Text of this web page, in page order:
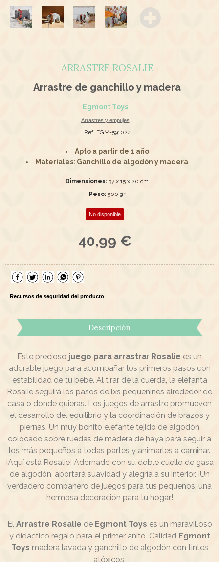
ARRASTRE ROSALIE
Arrastre de ganchillo y madera
Egmont Toys
Arrastres y empujes
Ref. EGM-591024
Apto a partir de 1 año
Materiales: Ganchillo de algodón y madera
Dimensiones: 37 x 15 x 20 cm
Peso: 500 gr
No disponible
40,99 €
Recursos de seguridad del producto
Descripción
Este precioso juego para arrastrar Rosalie es un
adorable juego para acompañar los primeros pasos con
estabilidad de tu bebé. Al tirar de la cuerda, la elefanta
Rosalie seguirá los pasos de lxs pequeñines alrededor de
casa o donde quieras. Los juegos de arrastre promueven
el desarrollo del equilibrio y la coordinación de brazos y
piernas. Un muy bonito elefante tejido de algodón
colocado sobre ruedas de madera de haya para seguir a
los más pequeños a todas partes y animarles a caminar.
¡Aquí está Rosalie! Adornado con su doble cuello de gasa
de algodón, aportará suavidad y alegría a su interior. ¡Un
verdadero compañero de juegos para tus pequeños, una
hermosa decoración para tu hogar!
El Arrastre Rosalie de Egmont Toys es un maravilloso
y didáctico regalo para el primer añito. Calidad Egmont
Toys madera lavada y ganchillo de algodón con tintes
atóxicos.